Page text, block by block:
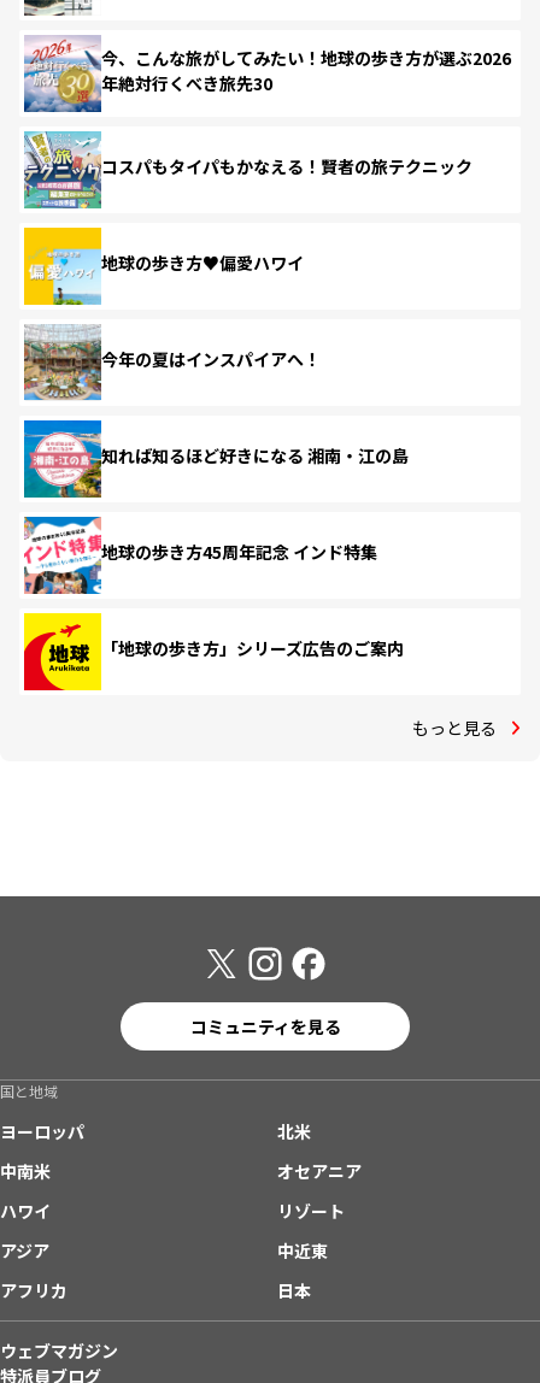
今、こんな旅がしてみたい！地球の歩き方が選ぶ2026
年絶対行くべき旅先30
コスパもタイパもかなえる！賢者の旅テクニック
地球の歩き方♥偏愛ハワイ
今年の夏はインスパイアへ！
知れば知るほど好きになる 湘南・江の島
地球の歩き方45周年記念 インド特集
「地球の歩き方」シリーズ広告のご案内
もっと見る
コミュニティを見る
国と地域
ヨーロッパ
北米
中南米
オセアニア
ハワイ
リゾート
アジア
中近東
アフリカ
日本
ウェブマガジン
特派員ブログ